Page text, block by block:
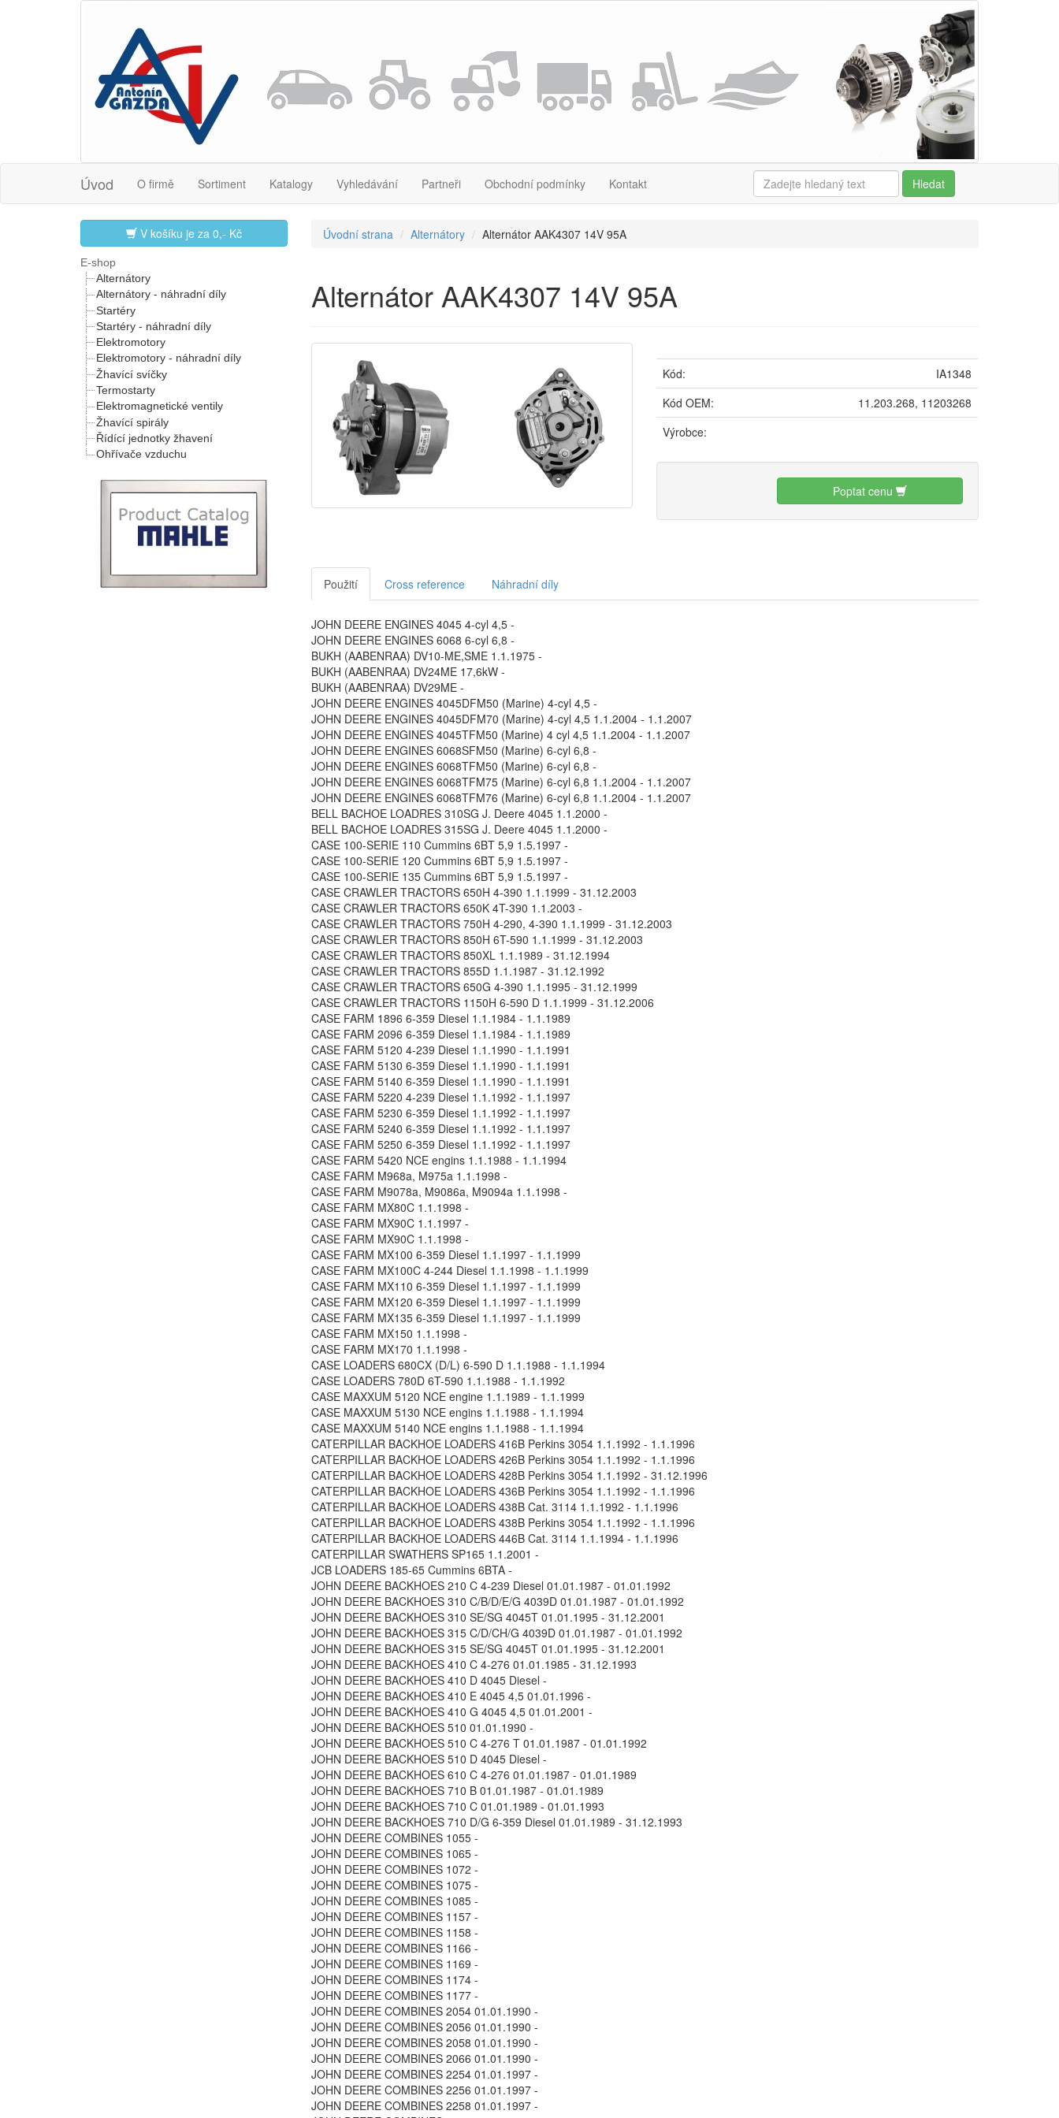
Úvod O firmě Sortiment Katalogy Vyhledávání Partneři Obchodní podmínky Kontakt Hledat
V košíku je za 0,- Kč
E-shop
Alternátory
Alternátory - náhradní díly
Startéry
Startéry - náhradní díly
Elektromotory
Elektromotory - náhradní díly
Žhavící svíčky
Termostarty
Elektromagnetické ventily
Žhavící spirály
Řídící jednotky žhavení
Ohřívače vzduchu
Úvodní strana Alternátory Alternátor AAK4307 14V 95A
Alternátor AAK4307 14V 95A
Kód:
IA1348
Kód OEM:
11.203.268, 11203268
Výrobce:
Poptat cenu
Použití Cross reference Náhradní díly
JOHN DEERE ENGINES 4045 4-cyl 4,5 -
JOHN DEERE ENGINES 6068 6-cyl 6,8 -
BUKH (AABENRAA) DV10-ME,SME 1.1.1975 -
BUKH (AABENRAA) DV24ME 17,6kW -
BUKH (AABENRAA) DV29ME -
JOHN DEERE ENGINES 4045DFM50 (Marine) 4-cyl 4,5 -
JOHN DEERE ENGINES 4045DFM70 (Marine) 4-cyl 4,5 1.1.2004 - 1.1.2007
JOHN DEERE ENGINES 4045TFM50 (Marine) 4 cyl 4,5 1.1.2004 - 1.1.2007
JOHN DEERE ENGINES 6068SFM50 (Marine) 6-cyl 6,8 -
JOHN DEERE ENGINES 6068TFM50 (Marine) 6-cyl 6,8 -
JOHN DEERE ENGINES 6068TFM75 (Marine) 6-cyl 6,8 1.1.2004 - 1.1.2007
JOHN DEERE ENGINES 6068TFM76 (Marine) 6-cyl 6,8 1.1.2004 - 1.1.2007
BELL BACHOE LOADRES 310SG J. Deere 4045 1.1.2000 -
BELL BACHOE LOADRES 315SG J. Deere 4045 1.1.2000 -
CASE 100-SERIE 110 Cummins 6BT 5,9 1.5.1997 -
CASE 100-SERIE 120 Cummins 6BT 5,9 1.5.1997 -
CASE 100-SERIE 135 Cummins 6BT 5,9 1.5.1997 -
CASE CRAWLER TRACTORS 650H 4-390 1.1.1999 - 31.12.2003
CASE CRAWLER TRACTORS 650K 4T-390 1.1.2003 -
CASE CRAWLER TRACTORS 750H 4-290, 4-390 1.1.1999 - 31.12.2003
CASE CRAWLER TRACTORS 850H 6T-590 1.1.1999 - 31.12.2003
CASE CRAWLER TRACTORS 850XL 1.1.1989 - 31.12.1994
CASE CRAWLER TRACTORS 855D 1.1.1987 - 31.12.1992
CASE CRAWLER TRACTORS 650G 4-390 1.1.1995 - 31.12.1999
CASE CRAWLER TRACTORS 1150H 6-590 D 1.1.1999 - 31.12.2006
CASE FARM 1896 6-359 Diesel 1.1.1984 - 1.1.1989
CASE FARM 2096 6-359 Diesel 1.1.1984 - 1.1.1989
CASE FARM 5120 4-239 Diesel 1.1.1990 - 1.1.1991
CASE FARM 5130 6-359 Diesel 1.1.1990 - 1.1.1991
CASE FARM 5140 6-359 Diesel 1.1.1990 - 1.1.1991
CASE FARM 5220 4-239 Diesel 1.1.1992 - 1.1.1997
CASE FARM 5230 6-359 Diesel 1.1.1992 - 1.1.1997
CASE FARM 5240 6-359 Diesel 1.1.1992 - 1.1.1997
CASE FARM 5250 6-359 Diesel 1.1.1992 - 1.1.1997
CASE FARM 5420 NCE engins 1.1.1988 - 1.1.1994
CASE FARM M968a, M975a 1.1.1998 -
CASE FARM M9078a, M9086a, M9094a 1.1.1998 -
CASE FARM MX80C 1.1.1998 -
CASE FARM MX90C 1.1.1997 -
CASE FARM MX90C 1.1.1998 -
CASE FARM MX100 6-359 Diesel 1.1.1997 - 1.1.1999
CASE FARM MX100C 4-244 Diesel 1.1.1998 - 1.1.1999
CASE FARM MX110 6-359 Diesel 1.1.1997 - 1.1.1999
CASE FARM MX120 6-359 Diesel 1.1.1997 - 1.1.1999
CASE FARM MX135 6-359 Diesel 1.1.1997 - 1.1.1999
CASE FARM MX150 1.1.1998 -
CASE FARM MX170 1.1.1998 -
CASE LOADERS 680CX (D/L) 6-590 D 1.1.1988 - 1.1.1994
CASE LOADERS 780D 6T-590 1.1.1988 - 1.1.1992
CASE MAXXUM 5120 NCE engine 1.1.1989 - 1.1.1999
CASE MAXXUM 5130 NCE engins 1.1.1988 - 1.1.1994
CASE MAXXUM 5140 NCE engins 1.1.1988 - 1.1.1994
CATERPILLAR BACKHOE LOADERS 416B Perkins 3054 1.1.1992 - 1.1.1996
CATERPILLAR BACKHOE LOADERS 426B Perkins 3054 1.1.1992 - 1.1.1996
CATERPILLAR BACKHOE LOADERS 428B Perkins 3054 1.1.1992 - 31.12.1996
CATERPILLAR BACKHOE LOADERS 436B Perkins 3054 1.1.1992 - 1.1.1996
CATERPILLAR BACKHOE LOADERS 438B Cat. 3114 1.1.1992 - 1.1.1996
CATERPILLAR BACKHOE LOADERS 438B Perkins 3054 1.1.1992 - 1.1.1996
CATERPILLAR BACKHOE LOADERS 446B Cat. 3114 1.1.1994 - 1.1.1996
CATERPILLAR SWATHERS SP165 1.1.2001 -
JCB LOADERS 185-65 Cummins 6BTA -
JOHN DEERE BACKHOES 210 C 4-239 Diesel 01.01.1987 - 01.01.1992
JOHN DEERE BACKHOES 310 C/B/D/E/G 4039D 01.01.1987 - 01.01.1992
JOHN DEERE BACKHOES 310 SE/SG 4045T 01.01.1995 - 31.12.2001
JOHN DEERE BACKHOES 315 C/D/CH/G 4039D 01.01.1987 - 01.01.1992
JOHN DEERE BACKHOES 315 SE/SG 4045T 01.01.1995 - 31.12.2001
JOHN DEERE BACKHOES 410 C 4-276 01.01.1985 - 31.12.1993
JOHN DEERE BACKHOES 410 D 4045 Diesel -
JOHN DEERE BACKHOES 410 E 4045 4,5 01.01.1996 -
JOHN DEERE BACKHOES 410 G 4045 4,5 01.01.2001 -
JOHN DEERE BACKHOES 510 01.01.1990 -
JOHN DEERE BACKHOES 510 C 4-276 T 01.01.1987 - 01.01.1992
JOHN DEERE BACKHOES 510 D 4045 Diesel -
JOHN DEERE BACKHOES 610 C 4-276 01.01.1987 - 01.01.1989
JOHN DEERE BACKHOES 710 B 01.01.1987 - 01.01.1989
JOHN DEERE BACKHOES 710 C 01.01.1989 - 01.01.1993
JOHN DEERE BACKHOES 710 D/G 6-359 Diesel 01.01.1989 - 31.12.1993
JOHN DEERE COMBINES 1055 -
JOHN DEERE COMBINES 1065 -
JOHN DEERE COMBINES 1072 -
JOHN DEERE COMBINES 1075 -
JOHN DEERE COMBINES 1085 -
JOHN DEERE COMBINES 1157 -
JOHN DEERE COMBINES 1158 -
JOHN DEERE COMBINES 1166 -
JOHN DEERE COMBINES 1169 -
JOHN DEERE COMBINES 1174 -
JOHN DEERE COMBINES 1177 -
JOHN DEERE COMBINES 2054 01.01.1990 -
JOHN DEERE COMBINES 2056 01.01.1990 -
JOHN DEERE COMBINES 2058 01.01.1990 -
JOHN DEERE COMBINES 2066 01.01.1990 -
JOHN DEERE COMBINES 2254 01.01.1997 -
JOHN DEERE COMBINES 2256 01.01.1997 -
JOHN DEERE COMBINES 2258 01.01.1997 -